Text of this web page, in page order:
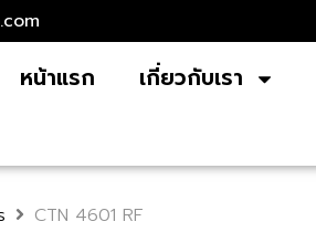
หน้าแรก เกี่ยวกับเรา
CTN 4601 RF